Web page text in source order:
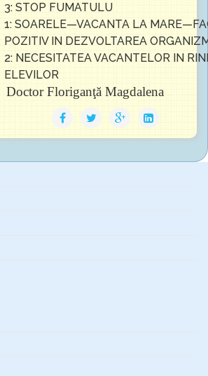
3: STOP FUMATULU
1: SOARELE—VACANTA LA
POZITIV IN DEZVOLTAREA
2: NECESITATEA VACANTELOR IN
ELEVILOR
Doctor Floriganţă Magdalena